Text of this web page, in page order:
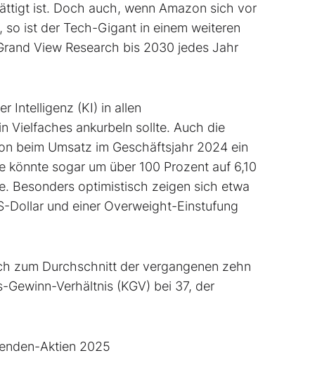
ist. Doch auch, wenn Amazon sich vor
ist der Tech-Gigant in einem weiteren
View Research bis 2030 jedes Jahr
Intelligenz (KI) in allen
Vielfaches ankurbeln sollte. Auch die
beim Umsatz im Geschäftsjahr 2024 ein
sogar um über 100 Prozent auf 6,10
Besonders optimistisch zeigen sich etwa
Dollar und einer Overweight-Einstufung
zum Durchschnitt der vergangenen zehn
Verhältnis (KGV) bei 37, der
Aktien 2025